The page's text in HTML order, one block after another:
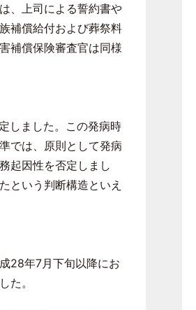
、上司による誓約書や
補償給付および葬祭料
補償保険審査官は同様
しました。この発病時
では、原則として発病
起因性を否定しまし
という判断構造といえ
28年7月下旬以降にお
た。